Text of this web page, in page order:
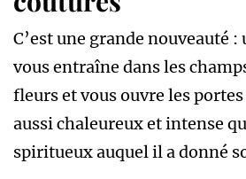
C’est une grande nouveauté :
vous entraîne dans les
fleurs et vous ouvre les portes
aussi chaleureux et intense
spiritueux auquel il a donné